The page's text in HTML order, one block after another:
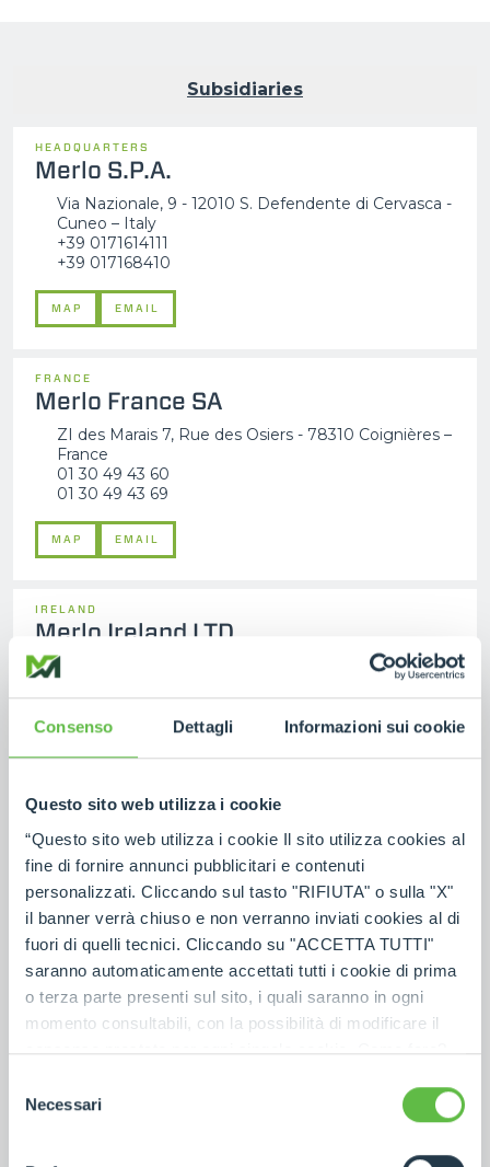
Consenso Dettagli Informazioni sui cookie
Questo sito web utilizza i cookie
“Questo sito web utilizza i cookie Il sito utilizza cookies al
fine di fornire annunci pubblicitari e contenuti
personalizzati. Cliccando sul tasto "RIFIUTA" o sulla "X"
il banner verrà chiuso e non verranno inviati cookies al di
fuori di quelli tecnici. Cliccando su "ACCETTA TUTTI"
saranno automaticamente accettati tutti i cookie di prima
o terza parte presenti sul sito, i quali saranno in ogni
momento consultabili, con la possibilità di modificare il
consenso prestato per ogni singolo cookie. Come fare?
ogni pagina, selezionare "Modifichi il suo consenso" e
dell'informativa completa nel footer presente in ogni
delNecessari
Subsidiaries
HEADQUARTERS
Merlo S.P.A.
Via Nazionale, 9 - 12010 S. Defendente di Cervasca -
Cuneo – Italy
+39 0171614111
+39 017168410
MAP EMAIL
FRANCE
Merlo France SA
ZI des Marais 7, Rue des Osiers - 78310 Coignières –
France
01 30 49 43 60
01 30 49 43 69
MAP EMAIL
IRELAND
Merlo Ireland LTD
Pavillion House, 31 Fitzwilliam Square, Dublin 2- DO2
F403- Ireland
+353 (0) 45 815 899
Merlo UK LTD
Headlands Business Park, Salisbury Rd, Blashford -
BH24 3PB Ringwood - United Kingdom
01425 480806
01425 477478
MAP EMAIL
GERMANY
Ahrensstr. 2D - 28197 Bremen - Germany